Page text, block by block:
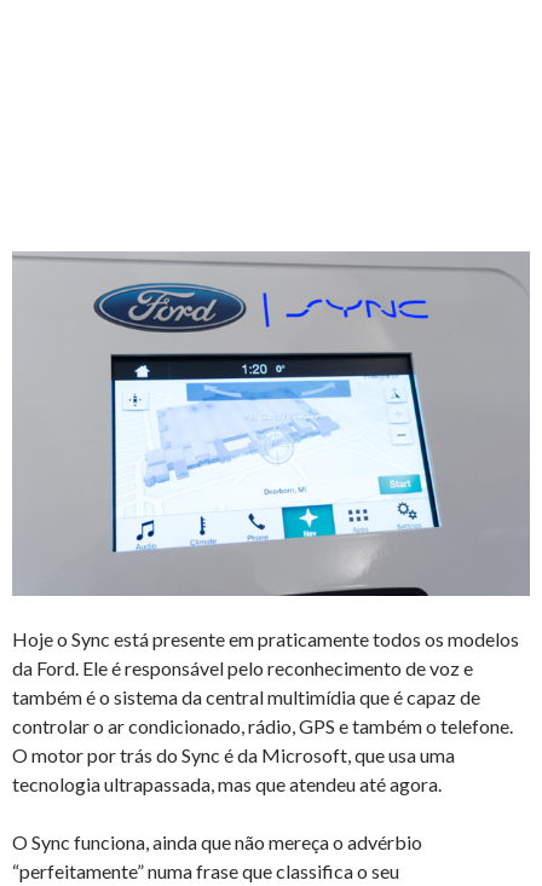
Hoje o Sync está presente em praticamente todos os modelos
da Ford. Ele é responsável pelo reconhecimento de voz e
também é o sistema da central multimídia que é capaz de
controlar o ar condicionado, rádio, GPS e também o telefone.
O motor por trás do Sync é da Microsoft, que usa uma
tecnologia ultrapassada, mas que atendeu até agora.
O Sync funciona, ainda que não mereça o advérbio
“perfeitamente” numa frase que classifica o seu